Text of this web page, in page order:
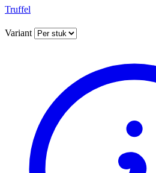
Truffel
Variant